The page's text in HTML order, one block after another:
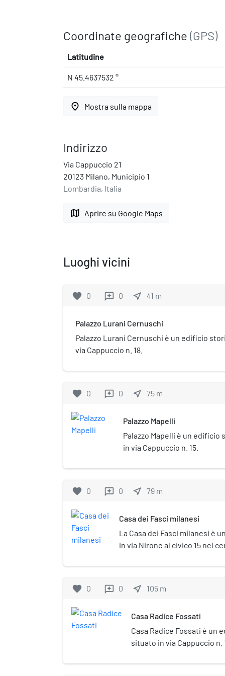
Coordinate geografiche (GPS)
Latitudine
N 45.4637532 °
place Mostra sulla mappa
Indirizzo
Via Cappuccio 21
20123 Milano, Municipio 1
Lombardia, Italia
map Aprire su Google Maps
Luoghi vicini
favorite 0 reviews 0 near_me 41 m
Palazzo Lurani Cernuschi
Palazzo Lurani Cernuschi è un edificio
via Cappuccio n. 18.
favorite 0 reviews 0 near_me 75 m
Palazzo Mapelli
Palazzo Mapelli è un
in via Cappuccio n. 15.
favorite 0 reviews 0 near_me 79 m
Casa dei Fasci milanesi
La Casa dei Fasci milanesi è
in via Nirone al civico 15 nel
favorite 0 reviews 0 near_me 105 m
Casa Radice Fossati
Casa Radice Fossati è un
situato in via Cappuccio n.